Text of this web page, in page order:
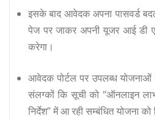
इसके बाद आवेदक अपना पासवर्ड
पेज पर जाकर अपनी यूजर आई डी
करेगा।
आवेदक पोर्टल पर उपलब्ध योजनाओं
संलग्कों कि सूची को “ऑनलाइन
निर्देश” में आ रही सम्बंधित योजना